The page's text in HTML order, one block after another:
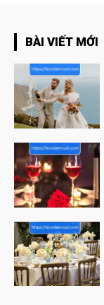
BÀI VIẾT MỚI